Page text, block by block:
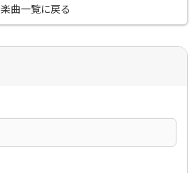
楽曲一覧に戻る